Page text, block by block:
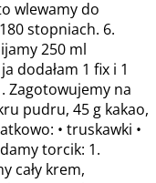
wlewamy do
stopniach. 6.
250 ml
dodałam 1 fix i 1
Zagotowujemy na
pudru, 45 g kakao,
• truskawki •
torcik: 1.
cały krem,